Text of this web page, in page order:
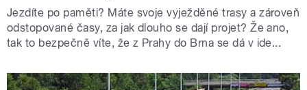
Jezdíte po paměti? Máte svoje vyježděné trasy a zároveň
odstopované časy, za jak dlouho se dají projet? Že ano,
tak to bezpečně víte, že z Prahy do Brna se dá v ide...